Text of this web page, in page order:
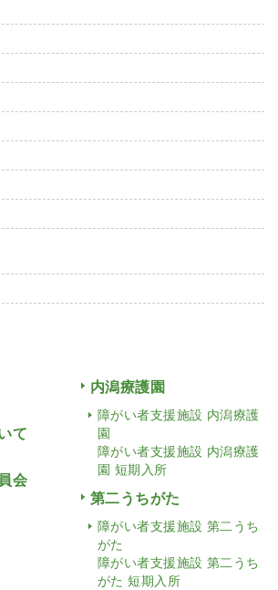
て
会
内潟療護園
障がい者支援施設 内潟療護
園
障がい者支援施設 内潟療護
園 短期入所
第二うちがた
障がい者支援施設 第二うち
がた
障がい者支援施設 第二うち
がた 短期入所